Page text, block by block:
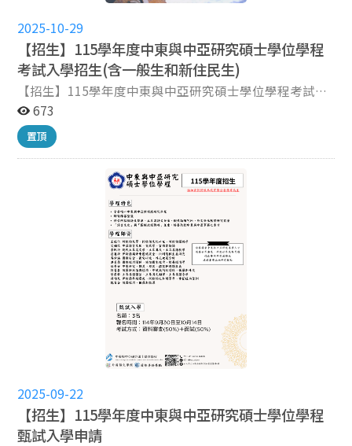
理報到，並繳交歷年成績單總表(含學業成績總平均排名)
證明正本乙份，查驗後歸還。 ※面試當日，應攜帶有效身
分證明文件（國民身分證、或者附照片之健保卡、汽機車
駕照、護照、居留證)，並請準時到場應試。 敬祝 考試順
利
2025-10-29
【招生】115學年度中東與中亞研究碩士學位學程
考試入學招生(含一般生和新住民生)
【招生】115學年度中東與中亞研究碩士學位學程考試入
學招生(含一般生和新住民生) 115學年度中東與中亞研究
碩士學位學程考試入學招生(含一般生和新住民生) 1.招生
名額: 一般生1名，新住民生1名 2.考試項目 一般生 : (1)筆
試(70%)：英文A (20%)、中東史、中亞史 (二選一，
50%) (2) 面試(30%) 新住民生：(1) 資料審查(50%)
一）上午9:00 起 至 12月9日（星期一）中午12:00 止
二）網路報名登錄資料 114年11月25日（星期一）上午
（建議詳閱招生簡章第6–8頁） 小提醒： 完成線上報名與
繳費後，仍須依規繳交審查資料，才算正式報名成功！ 5.
面試時間：115年3月14 日（星期六）。 【面試相關資訊
於面試前3 日公布於本所網頁，面試當天查驗成績單總表
考試入學簡章
673
置頂
2025-09-22
【招生】115學年度中東與中亞研究碩士學位學程
甄試入學申請